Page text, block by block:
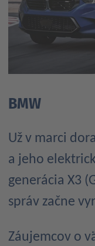
BMW
Už v marci
a jeho
generácia X3
správ začne
Záujemcov o